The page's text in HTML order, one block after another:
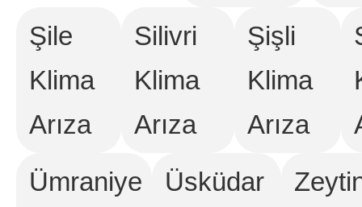
Şile
Klima
Arıza
Silivri
Klima
Arıza
Şişli
Klima
Arıza
Ümraniye
Üsküdar